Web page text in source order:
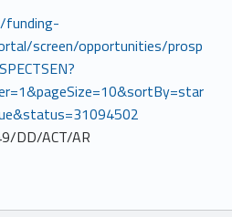
funding-
screen/opportunities/prosp
DD/ACT/AR